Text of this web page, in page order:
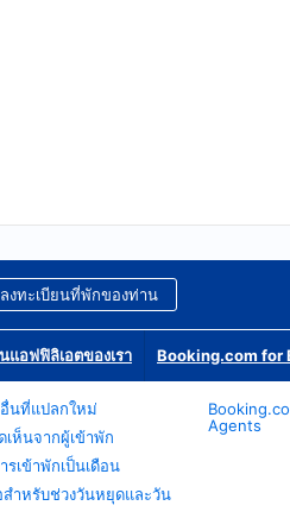
ลงทะเบียนที่พักของท่าน
แอฟฟิลิเอตของเรา Booking.com for
อื่นที่แปลกใหม่
เห็นจากผู้เข้าพัก
เข้าพักเป็นเดือน
สำหรับช่วงวันหยุดและวัน
Agents